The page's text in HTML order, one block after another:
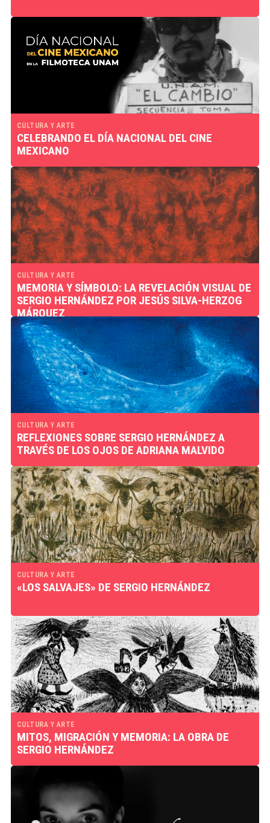
CULTURA Y ARTE
CELEBRANDO EL DÍA NACIONAL DEL CINE
MEXICANO
CULTURA Y ARTE
MEMORIA Y SÍMBOLO: LA REVELACIÓN VISUAL DE
SERGIO HERNÁNDEZ POR JESÚS SILVA-HERZOG
MÁRQUEZ
CULTURA Y ARTE
REFLEXIONES SOBRE SERGIO HERNÁNDEZ A
TRAVÉS DE LOS OJOS DE ADRIANA MALVIDO
CULTURA Y ARTE
«LOS SALVAJES» DE SERGIO HERNÁNDEZ
CULTURA Y ARTE
MITOS, MIGRACIÓN Y MEMORIA: LA OBRA DE
SERGIO HERNÁNDEZ